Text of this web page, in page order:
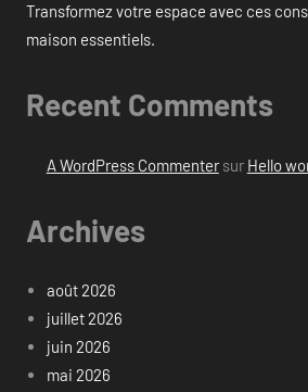
Transformez votre espace avec ces
maison essentiels.
Recent Comments
A WordPress Commentersur Hello
Archives
août 2026
juillet 2026
juin 2026
mai 2026